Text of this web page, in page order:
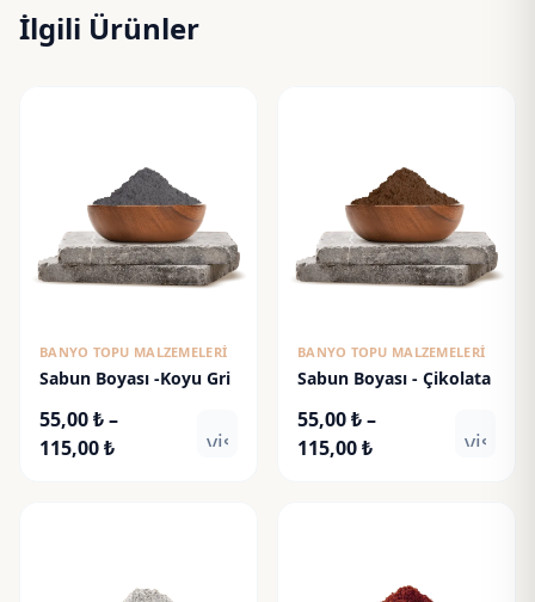
İlgili Ürünler
BANYO TOPU MALZEMELERI
Sabun Boyası -Koyu Gri
55,00₺–
115,00₺Fiyat
visibility
BANYO TOPU MALZEMELERI
Sabun Boyası - Çikolata
55,00₺–
115,00₺Fiyat